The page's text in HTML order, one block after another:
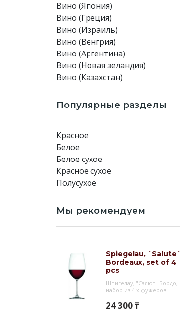
Вино (Япония)
Вино (Греция)
Вино (Израиль)
Вино (Венгрия)
Вино (Аргентина)
Вино (Новая зеландия)
Вино (Казахстан)
Популярные разделы
Красное
Белое
Белое сухое
Красное сухое
Полусухое
Мы рекомендуем
Spiegelau, `Salute`
Bordeaux, set of 4
pcs
Шпигелау, "Салют" Бордо,
набор из 4-х фужеров
24 300 ₸